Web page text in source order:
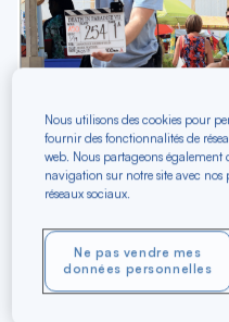
Death in
Nous utilisons des cookies pour
fournir des fonctionnalités de
web. Nous partageons
navigation sur notre site avec nos
réseaux sociaux.
Ne pas vendre mes
données personnelles